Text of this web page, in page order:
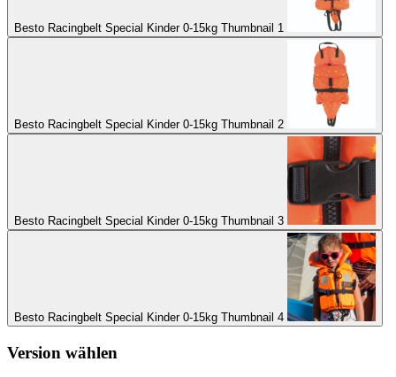
Besto Racingbelt Special Kinder 0-15kg Thumbnail 1
Besto Racingbelt Special Kinder 0-15kg Thumbnail 2
Besto Racingbelt Special Kinder 0-15kg Thumbnail 3
Besto Racingbelt Special Kinder 0-15kg Thumbnail 4
Version wählen